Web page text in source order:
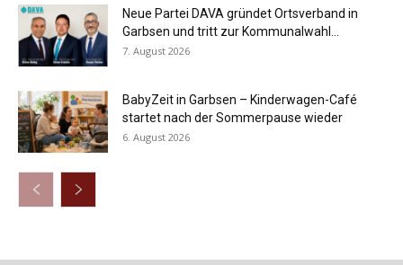
Neue Partei DAVA gründet Ortsverband in
Garbsen und tritt zur Kommunalwahl...
7. August 2026
BabyZeit in Garbsen – Kinderwagen-Café
startet nach der Sommerpause wieder
6. August 2026